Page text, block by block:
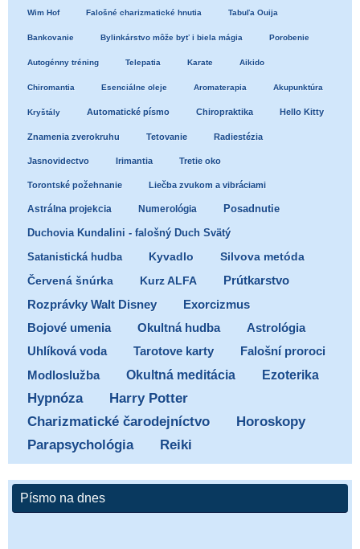
Wim Hof Falošné charizmatické hnutia Tabuľa Ouija
Bankovanie Bylinkárstvo môže byť i biela mágia Porobenie
Autogénny tréning Telepatia Karate Aikido
Chiromantia Esenciálne oleje Aromaterapia Akupunktúra
Kryštály Automatické písmo Chiropraktika Hello Kitty
Znamenia zverokruhu Tetovanie Radiestézia
Jasnovidectvo Irimantia Tretie oko
Torontské požehnanie Liečba zvukom a vibráciami
Astrálna projekcia Numerológia
Posadnutie
Duchovia Kundalini - falošný Duch Svätý
Satanistická hudba
Kyvadlo
Silvova metóda
Červená šnúrka
Kurz ALFA
Prútkarstvo
Rozprávky Walt Disney
Exorcizmus
Bojové umenia
Okultná hudba
Astrológia
Uhlíková voda
Tarotove karty
Falošní proroci
Modloslužba
Okultná meditácia Ezoterika
Hypnóza
Harry Potter
Charizmatické čarodejníctvo
Horoskopy
Parapsychológia
Reiki
Písmo na dnes